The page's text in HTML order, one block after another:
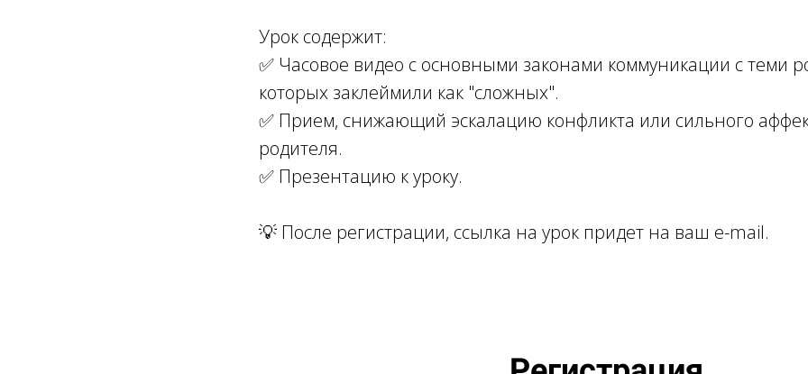
Урок содержит:
✅ Часовое видео с основными законами коммуникации с теми
которых заклеймили как "сложных".
✅ Прием, снижающий эскалацию конфликта или сильного
родителя.
✅ Презентацию к уроку.
💡 После регистрации, ссылка на урок придет на ваш e-mail.